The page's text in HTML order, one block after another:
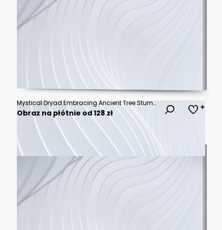
Mystical Dryad Embracing Ancient Tree Stump in Black and White Illustration.
Obraz na płótnie od 128 zł